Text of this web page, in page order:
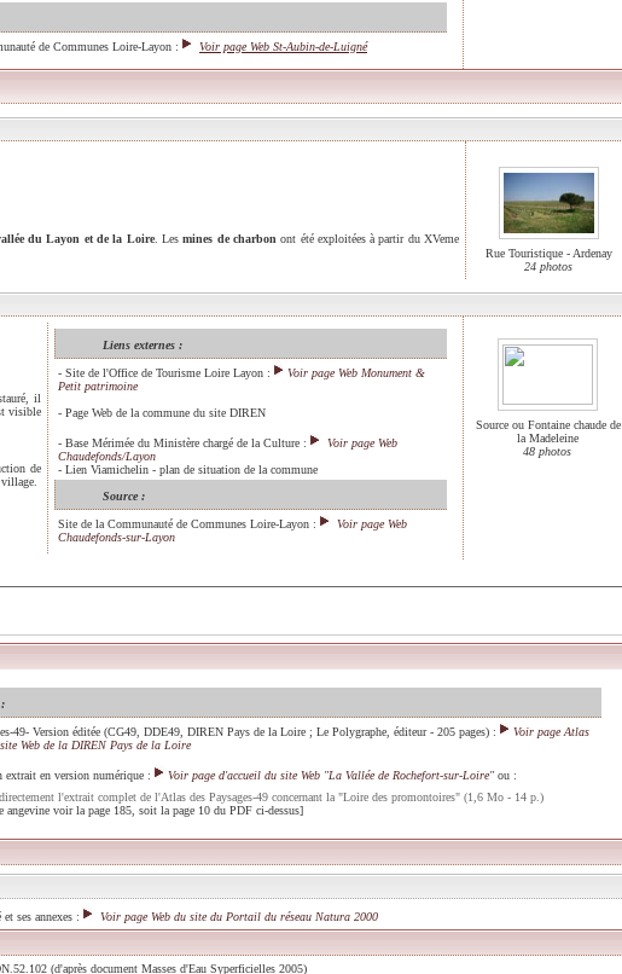
de Communes Loire-Layon : Voir page Web St-Aubin-de-Luigné
du Layon et de la Loire. Lesmines de charbon ont été exploitées à partir du XVeme
Rue Touristique - Ardenay
24 photos
il
visible
de
Liens externes :
- Site de l'Office de Tourisme Loire Layon :
Voir page Web Monument &
Petit patrimoine
- Page Web de la commune du site DIREN
- Base Mérimée du Ministère chargé de la Culture :
Voir page Web
Chaudefonds/Layon
- Lien Viamichelin - plan de situation de la commune
Source :
Site de la Communauté de Communes Loire-Layon :
Voir page Web
Chaudefonds-sur-Layon
Source ou Fontaine chaude de
la Madeleine
48 photos
:
49- Version éditée (CG49, DDE49, DIREN Pays de la Loire ; Le Polygraphe, éditeur - 205 pages) :
Voir page Atlas
Web de la DIREN Pays de la Loire
extrait en version numérique : Voir page d'accueil du site Web "La Vallée de Rochefort-sur-Loire" ou :
l'extrait complet de l'Atlas des Paysages-49 concernant la "Loire des promontoires" (1,6 Mo - 14 p.)
angevine voir la page 185, soit la page 10 du PDF ci-dessus]
ses annexes :
Voir page Web du site du Portail du réseau Natura 2000
(d'après document Masses d'Eau Syperficielles 2005)